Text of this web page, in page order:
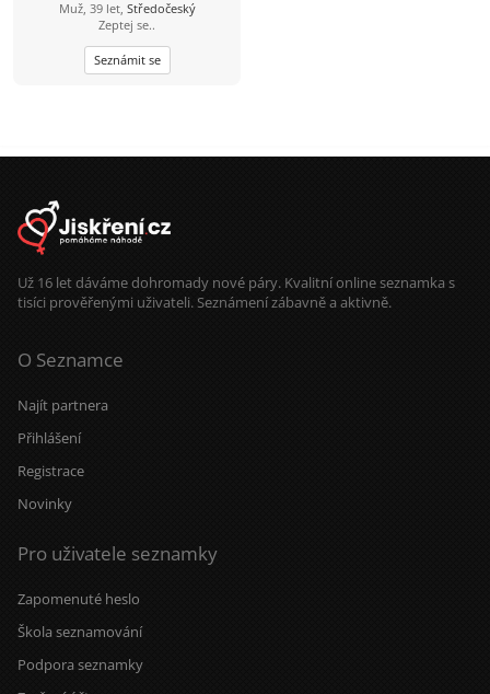
Muž, 39 let, Středočeský
Zeptej se..
Seznámit se
Už 16 let dáváme dohromady nové páry. Kvalitní online seznamka s
tisíci prověřenými uživateli. Seznámení zábavně a aktivně.
O Seznamce
Najít partnera
Přihlášení
Registrace
Novinky
Pro uživatele seznamky
Zapomenuté heslo
Škola seznamování
Podpora seznamky